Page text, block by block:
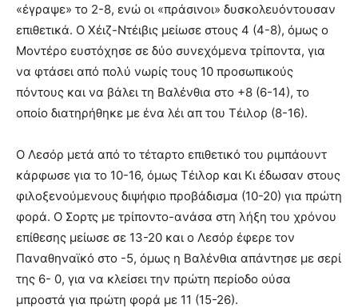
«έγραψε» το 2-8, ενώ οι «πράσινοι» δυσκολευόντουσαν
επιθετικά. Ο Χέιζ-Ντέιβις μείωσε στους 4 (4-8), όμως ο
Μοντέρο ευστόχησε σε δύο συνεχόμενα τρίποντα, για
να φτάσει από πολύ νωρίς τους 10 προσωπικούς
πόντους και να βάλει τη Βαλένθια στο +8 (6-14), το
οποίο διατηρήθηκε με ένα λέι απ του Τέιλορ (8-16).
Ο Λεσόρ μετά από το τέταρτο επιθετικό του ριμπάουντ
κάρφωσε για το 10-16, όμως Τέιλορ και Κι έδωσαν στους
φιλοξενούμενους διψήφιο προβάδισμα (10-20) για πρώτη
φορά. Ο Σορτς με τρίποντο-ανάσα στη λήξη του χρόνου
επίθεσης μείωσε σε 13-20 και ο Λεσόρ έφερε τον
Παναθηναϊκό στο -5, όμως η Βαλένθια απάντησε με σερί
της 6- 0, για να κλείσει την πρώτη περίοδο ούσα
μπροστά για πρώτη φορά με 11 (15-26).